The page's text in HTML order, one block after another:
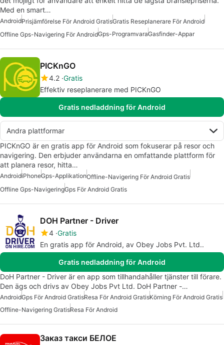
Med en smart…
AndroidPrisjämförelse För Android GratisGratis Reseplanerare För Android
Offline Gps-Navigering För AndroidGps-ProgramvaraGasfinder-Appar
PICKnGO
4.2 Gratis
Effektiv reseplanerare med PICKnGO
Gratis nedladdning för Android
Andra plattformar
PICKnGO är en gratis app för Android som fokuserar på resor och
navigering. Den erbjuder användarna en omfattande plattform för
att planera resor, hitta…
AndroidiPhoneGps-ApplikationOffline-Navigering För Android Gratis
Offline Gps-NavigeringGps För Android Gratis
DOH Partner - Driver
4 Gratis
En gratis app för Android, av Obey Jobs Pvt. Ltd..
Gratis nedladdning för Android
DoH Partner - Driver är en app som tillhandahåller tjänster till förare.
Den ägs och drivs av Obey Jobs Pvt Ltd. DoH Partner -…
AndroidGps För Android GratisResa För Android GratisKörning För Android Gratis
Offline-Navigering GratisResa För Android
Заказ такси БЕЛОЕ